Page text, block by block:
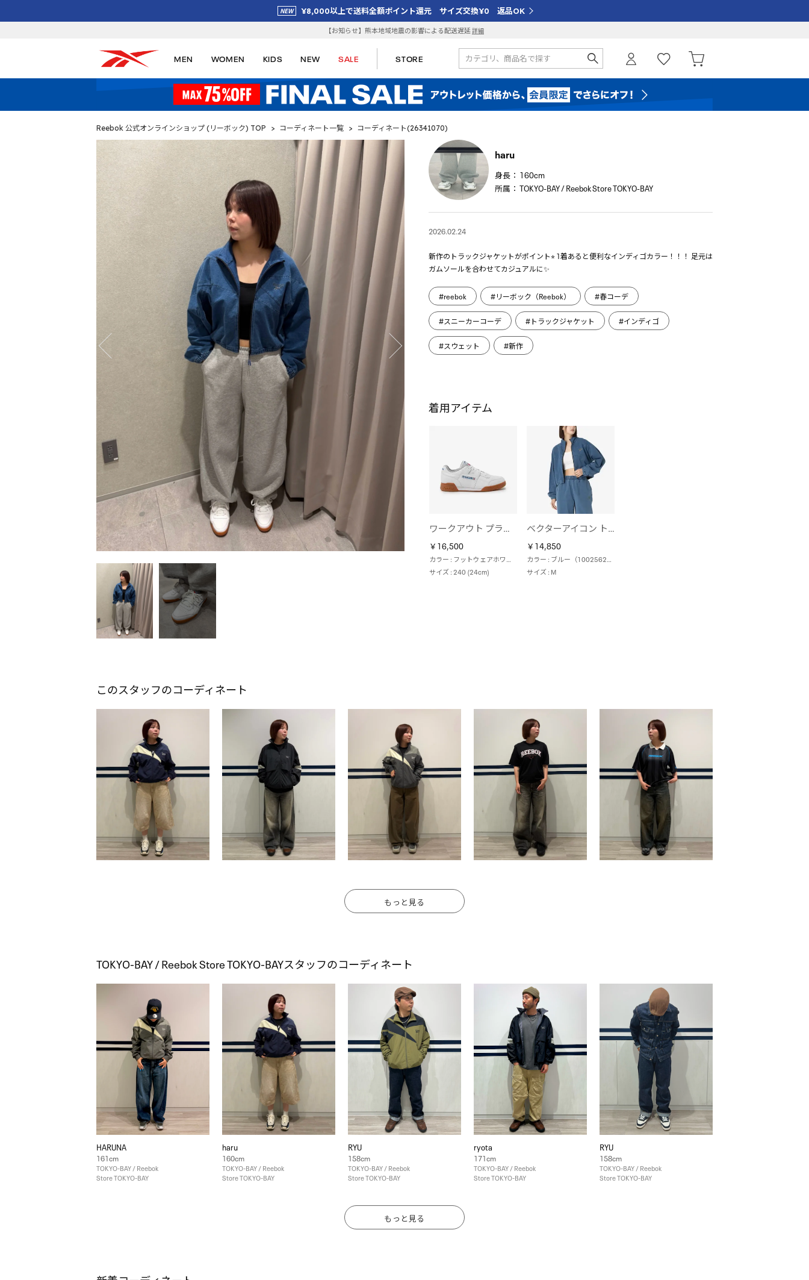
¥8,000以上で送料全額ポイント還元 サイズ交換¥0 返品OK
【お知らせ】熊本地域地震の影響による配送遅延詳細
MEN WOMEN KIDS NEW SALE STORE
Reebok 公式オンラインショップ (リーボック) TOP > コーディネート一覧 > コーディネート(26341070)
haru
身長： 160cm
所属： TOKYO-BAY / Reebok Store TOKYO-BAY
2026.02.24
新作のトラックジャケットがポイント⭐︎ 1着あると便利なインディゴカラー！！！ 足元は
ガムソールを合わせてカジュアルに✨
#reebok #リーボック（Reebok） #春コーデ
#スニーカーコーデ #トラックジャケット #インディゴ
#スウェット #新作
着用アイテム
ワークアウト プラス / WORKOUT PLUS （フットウェアホワイト）
￥16,500
カラー : フットウェアホワイト（100244983）
サイズ : 240 (24cm)
ベクターアイコン トラックジャケット / STREET SPORT VECTOR ICON TRACK JACKET （ブルー）
￥14,850
カラー : ブルー（100256226）
サイズ : M
このスタッフのコーディネート
もっと見る
TOKYO-BAY / Reebok Store TOKYO-BAYスタッフのコーディネート
HARUNA
161cm
TOKYO-BAY / Reebok
Store TOKYO-BAY
haru
160cm
TOKYO-BAY / Reebok
Store TOKYO-BAY
RYU
158cm
TOKYO-BAY / Reebok
Store TOKYO-BAY
ryota
171cm
TOKYO-BAY / Reebok
Store TOKYO-BAY
RYU
158cm
TOKYO-BAY / Reebok
Store TOKYO-BAY
もっと見る